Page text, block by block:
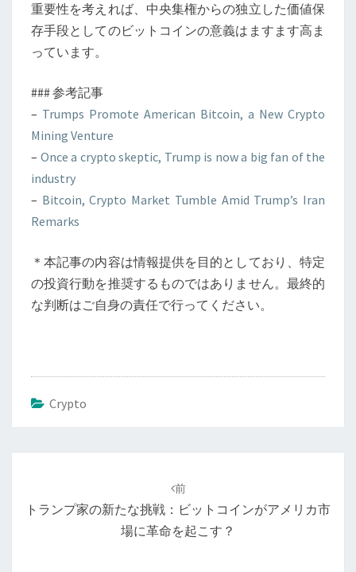
重要性を考えれば、中央集権からの独立した価値保
存手段としてのビットコインの意義はますます高ま
っています。
### 参考記事
– Trumps Promote American Bitcoin, a New Crypto
Mining Venture
– Once a crypto skeptic, Trump is now a big fan of the
industry
– Bitcoin, Crypto Market Tumble Amid Trump’s Iran
Remarks
＊本記事の内容は情報提供を目的としており、特定
の投資行動を推奨するものではありません。最終的
な判断はご自身の責任で行ってください。
Crypto
前
トランプ家の新たな挑戦：ビットコインがアメリカ市
場に革命を起こす？